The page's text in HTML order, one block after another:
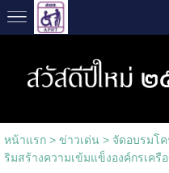
หน้าแรก> ข่าวเด่น > จัดอบรมโ
ริมสร้างความเข้มแข็งองค์กรเค